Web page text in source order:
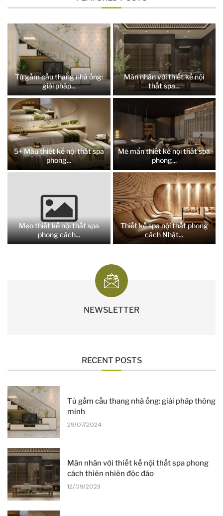
Tủ gầm cầu thang nhà ống:
giải pháp...
Mãn nhãn với thiết kế nội
thất spa...
5+ Mẫu thiết kế nội thất spa
phong...
Mê mẩn thiết kế nội thất spa
phong...
Mẹo thiết kế nội thất spa
phong cách...
Thiết kế spa nội thất phong
cách Nhật...
NEWSLETTER
RECENT POSTS
Tủ gầm cầu thang nhà ống: giải pháp thông
minh
29/07/2024
Mãn nhãn với thiết kế nội thất spa phong
cách thiên nhiên độc đáo
12/09/2023